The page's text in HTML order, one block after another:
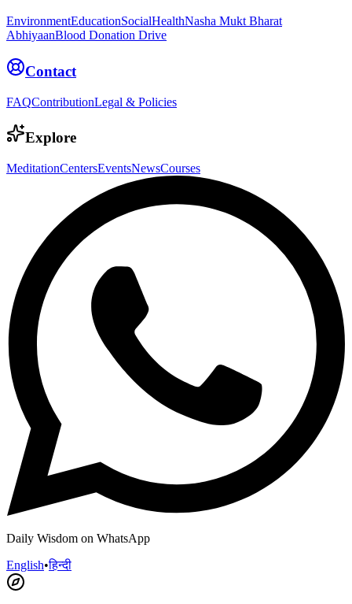
EnvironmentEducationSocialHealthNasha Mukt Bharat
AbhiyaanBlood Donation Drive
Contact
FAQContributionLegal & Policies
Explore
MeditationCentersEventsNewsCourses
Daily Wisdom on WhatsApp
English•हिन्दी